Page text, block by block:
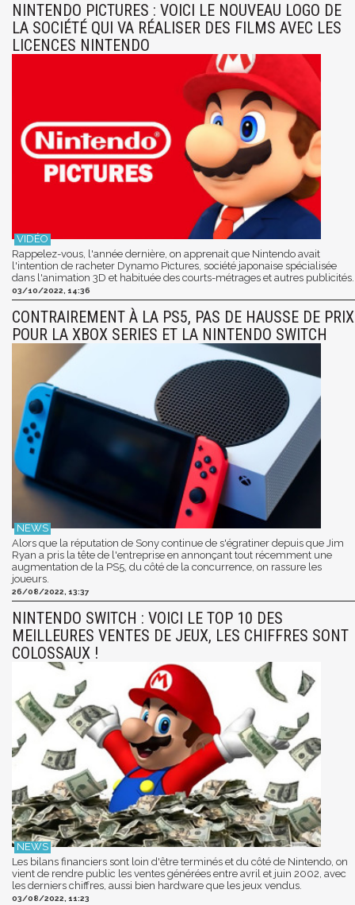
NINTENDO PICTURES : VOICI LE NOUVEAU LOGO DE
LA SOCIÉTÉ QUI VA RÉALISER DES FILMS AVEC LES
LICENCES NINTENDO
Rappelez-vous, l'année dernière, on apprenait que Nintendo avait
l'intention de racheter Dynamo Pictures, société japonaise spécialisée
dans l'animation 3D et habituée des courts-métrages et autres publicités.
03/10/2022, 14:36
CONTRAIREMENT À LA PS5, PAS DE HAUSSE DE PRIX
POUR LA XBOX SERIES ET LA NINTENDO SWITCH
Alors que la réputation de Sony continue de s'égratiner depuis que Jim
Ryan a pris la tête de l'entreprise en annonçant tout récemment une
augmentation de la PS5, du côté de la concurrence, on rassure les
joueurs.
26/08/2022, 13:37
NINTENDO SWITCH : VOICI LE TOP 10 DES
MEILLEURES VENTES DE JEUX, LES CHIFFRES SONT
COLOSSAUX !
Les bilans financiers sont loin d'être terminés et du côté de Nintendo, on
vient de rendre public les ventes générées entre avril et juin 2002, avec
les derniers chiffres, aussi bien hardware que les jeux vendus.
03/08/2022, 11:23